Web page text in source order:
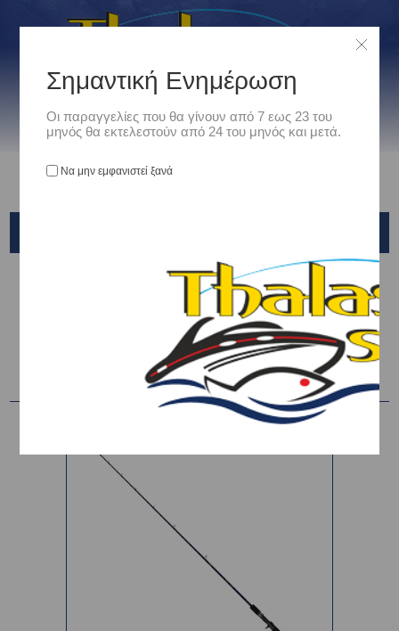
ΚΑΛΑΜΙΑ ΨΑΡΕΜΑΤΟΣ
SLOW JIGGING/SLOW PITCH / PREGIO
Σημαντική Ενημέρωση
Οι παραγγελίες που θα γίνουν από 7 εως 23 του
μηνός θα εκτελεστούν από 24 του μηνός και μετά.
Να μην εμφανιστεί ξανά